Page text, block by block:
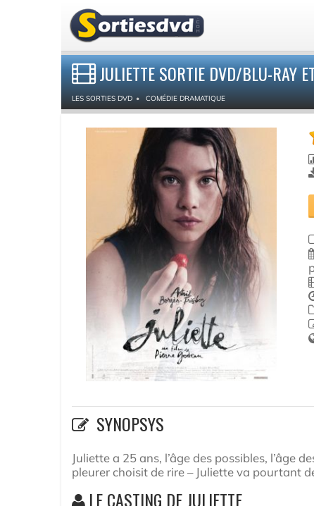
JULIETTE SORTIE DVD/BLU-RAY
LES SORTIES DVD COMÉDIE DRAMATIQUE
SYNOPSYS
Juliette a 25 ans, l’âge des possibles, l’âge
pleurer choisit de rire – Juliette va pourtant
LE CASTING DE JULIETTE